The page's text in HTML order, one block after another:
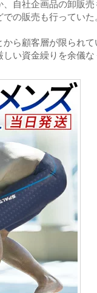
自社企画品の卸販
の販売も行っていた
ら顧客層が限られ
い資金繰りを余儀な